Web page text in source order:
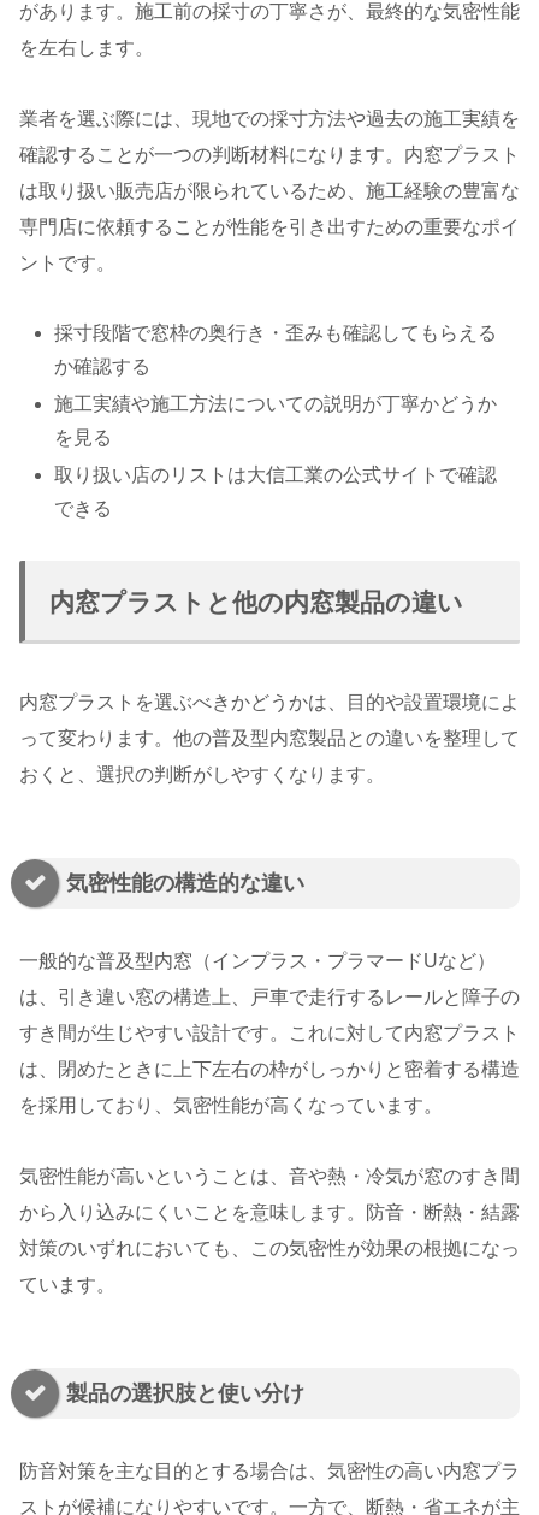
があります。施工前の採寸の丁寧さが、最終的な気密性能
を左右します。
業者を選ぶ際には、現地での採寸方法や過去の施工実績を
確認することが一つの判断材料になります。内窓プラスト
は取り扱い販売店が限られているため、施工経験の豊富な
専門店に依頼することが性能を引き出すための重要なポイ
ントです。
採寸段階で窓枠の奥行き・歪みも確認してもらえる
か確認する
施工実績や施工方法についての説明が丁寧かどうか
を見る
取り扱い店のリストは大信工業の公式サイトで確認
できる
内窓プラストと他の内窓製品の違い
内窓プラストを選ぶべきかどうかは、目的や設置環境によ
って変わります。他の普及型内窓製品との違いを整理して
おくと、選択の判断がしやすくなります。
気密性能の構造的な違い
一般的な普及型内窓（インプラス・プラマードUなど）
は、引き違い窓の構造上、戸車で走行するレールと障子の
すき間が生じやすい設計です。これに対して内窓プラスト
は、閉めたときに上下左右の枠がしっかりと密着する構造
を採用しており、気密性能が高くなっています。
気密性能が高いということは、音や熱・冷気が窓のすき間
から入り込みにくいことを意味します。防音・断熱・結露
対策のいずれにおいても、この気密性が効果の根拠になっ
ています。
製品の選択肢と使い分け
防音対策を主な目的とする場合は、気密性の高い内窓プラ
ストが候補になりやすいです。一方で、断熱・省エネが主